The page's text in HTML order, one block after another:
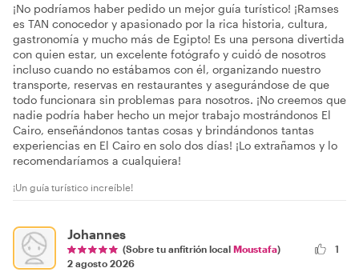
¡No podríamos haber pedido un mejor guía turístico! ¡Ramses
es TAN conocedor y apasionado por la rica historia, cultura,
gastronomía y mucho más de Egipto! Es una persona divertida
con quien estar, un excelente fotógrafo y cuidó de nosotros
incluso cuando no estábamos con él, organizando nuestro
transporte, reservas en restaurantes y asegurándose de que
todo funcionara sin problemas para nosotros. ¡No creemos que
nadie podría haber hecho un mejor trabajo mostrándonos El
Cairo, enseñándonos tantas cosas y brindándonos tantas
experiencias en El Cairo en solo dos días! ¡Lo extrañamos y lo
recomendaríamos a cualquiera!
¡Un guía turístico increíble!
Johannes
(Sobre tu anfitrión local Moustafa)
2 agosto 2026
1